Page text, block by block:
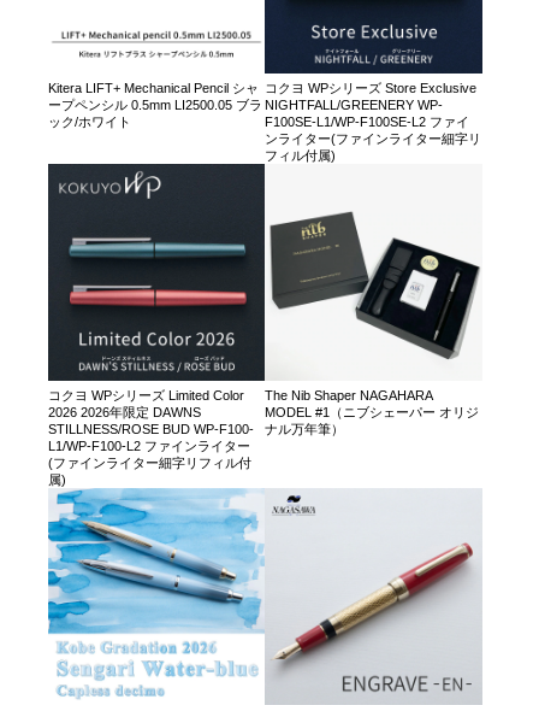
Kitera LIFT+ Mechanical Pencil シャ
ープペンシル 0.5mm LI2500.05 ブラ
ック/ホワイト
コクヨ WPシリーズ Store Exclusive
NIGHTFALL/GREENERY WP-
F100SE-L1/WP-F100SE-L2 ファイ
ンライター(ファインライター細字リ
フィル付属)
コクヨ WPシリーズ Limited Color
2026 2026年限定 DAWNS
STILLNESS/ROSE BUD WP-F100-
L1/WP-F100-L2 ファインライター
(ファインライター細字リフィル付
属)
The Nib Shaper NAGAHARA
MODEL #1（ニブシェーパー オリジ
ナル万年筆）